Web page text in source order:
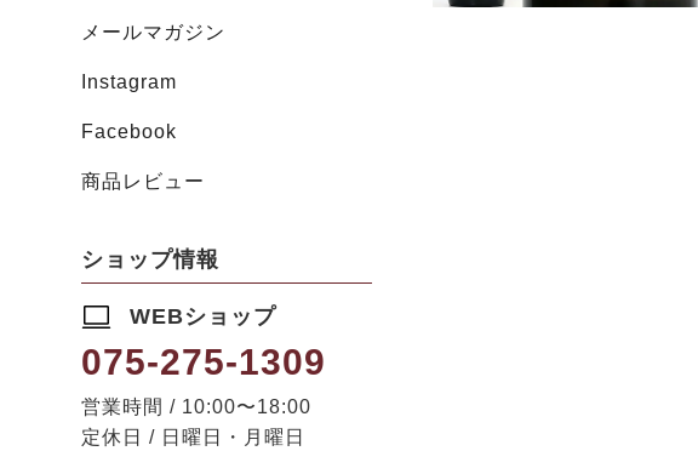
メールマガジン
Instagram
Facebook
商品レビュー
ショップ情報
WEBショップ
075-275-1309
営業時間 / 10:00〜18:00
定休日 / 日曜日・月曜日